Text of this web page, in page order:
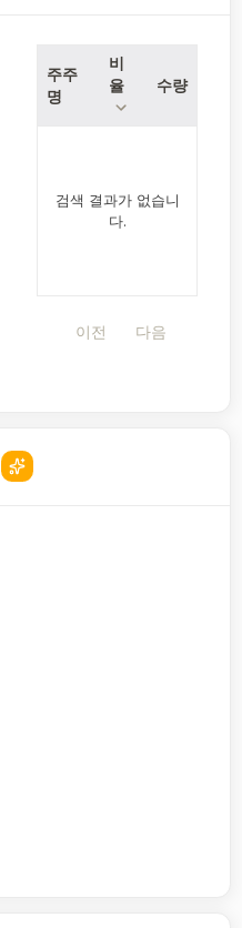
주주
명
비
율
수량
검색 결과가 없습니
다.
이전 다음